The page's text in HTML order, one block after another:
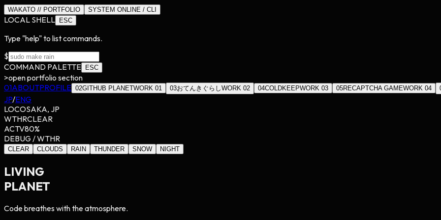
WAKATO // PORTFOLIO SYSTEM ONLINE / CLI
LOCAL SHELL ESC
Type "help" to list commands.
$
COMMAND PALETTE
ESC
>open portfolio section
01ABOUTPROFILE 02GITHUB PLANETWORK 01 03おてんきぐらしWORK 02 04COLDKEEPWORK 03 05RECAPTCHA GAMEWORK 04
JP/ENG
LOCOSAKA, JP
WTHRCLEAR
ACTV80%
DEBUG / WTHR
CLEAR CLOUDS RAIN THUNDER SNOW NIGHT
LIVING
PLANET
Code breathes with the atmosphere.